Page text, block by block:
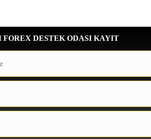
FOREX DESTEK ODASI KAYIT